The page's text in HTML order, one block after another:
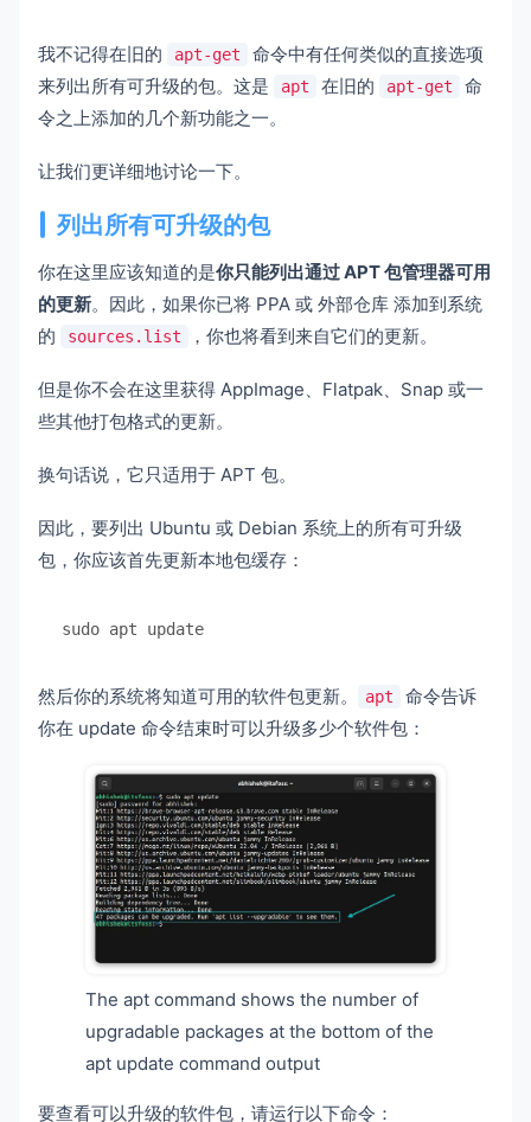
我不记得在旧的 apt-get
命令中有任何类似的直接选项
来列出所有可升级的包。这是
apt 在旧的 apt-get
命
令之上添加的几个新功能之一。
让我们更详细地讨论一下。
列出所有可升级的包
你在这里应该知道的是你只能列出通过 APT 包管理器可用
的更新。因此，如果你已将 PPA 或 外部仓库 添加到系统
的
sources.list ，你也将看到来自它们的更新。
但是你不会在这里获得 AppImage、Flatpak、Snap 或一
些其他打包格式的更新。
换句话说，它只适用于 APT 包。
因此，要列出 Ubuntu 或 Debian 系统上的所有可升级
包，你应该首先更新本地包缓存：
sudo apt update
然后你的系统将知道可用的软件包更新。 apt
命令告诉
你在 update 命令结束时可以升级多少个软件包：
The apt command shows the number of
upgradable packages at the bottom of the
apt update command output
要查看可以升级的软件包，请运行以下命令：